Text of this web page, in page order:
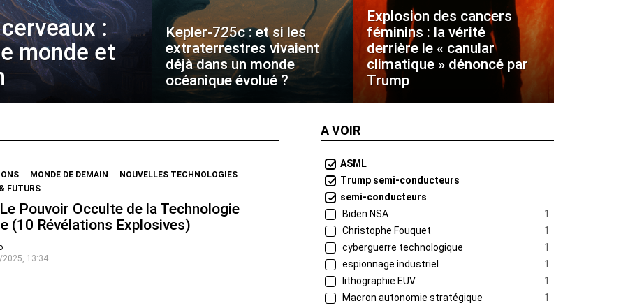
:
monde et
Kepler-725c : et si les
extraterrestres vivaient
déjà dans un monde
océanique évolué ?
Explosion des cancers
féminins : la vérité
derrière le « canular
climatique » dénoncé par
Trump
MONDE DE DEMAIN
NOUVELLES TECHNOLOGIES
FUTURS
Pouvoir Occulte de la Technologie
(10 Révélations Explosives)
13:34
A VOIR
ASML
Trump semi-conducteurs
semi-conducteurs
Biden NSA
1
Christophe Fouquet
1
cyberguerre technologique
1
espionnage industriel
1
lithographie EUV
1
Macron autonomie stratégique
1